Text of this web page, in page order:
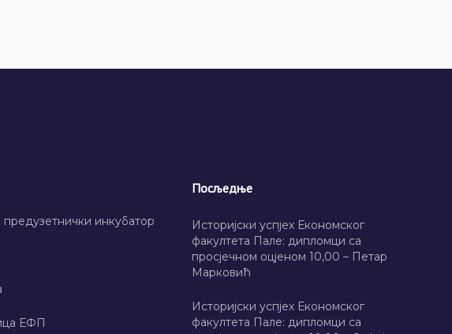
предузетнички инкубатор
ЕФП
Посљедње
Историјски успјех Економског
факултета Пале: дипломци са
просјечном оцјеном 10,00 – Петар
Марковић
Историјски успјех Економског
факултета Пале: дипломци са